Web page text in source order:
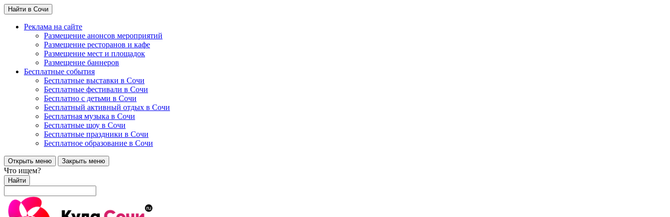
Найти в Сочи
Реклама на сайте
Размещение анонсов мероприятий
Размещение ресторанов и кафе
Размещение мест и площадок
Размещение баннеров
Бесплатные события
Бесплатные выставки в Сочи
Бесплатные фестивали в Сочи
Бесплатно с детьми в Сочи
Бесплатный активный отдых в Сочи
Бесплатная музыка в Сочи
Бесплатные шоу в Сочи
Бесплатные праздники в Сочи
Бесплатное образование в Сочи
Открыть меню Закрыть меню
Что ищем?
Найти